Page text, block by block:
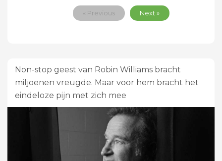
« Previous Next »
Non-stop geest van Robin Williams bracht
miljoenen vreugde. Maar voor hem bracht het
eindeloze pijn met zich mee